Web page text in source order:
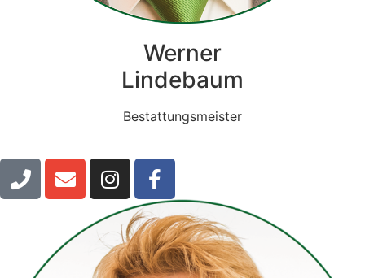
Werner
Lindebaum
Bestattungsmeister